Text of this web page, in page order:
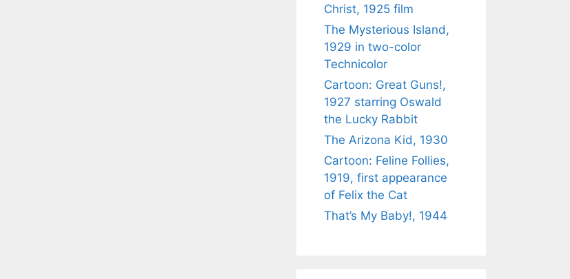
Christ, 1925 film
The Mysterious Island,
1929 in two-color
Technicolor
Cartoon: Great Guns!,
1927 starring Oswald
the Lucky Rabbit
The Arizona Kid, 1930
Cartoon: Feline Follies,
1919, first appearance
of Felix the Cat
That’s My Baby!, 1944